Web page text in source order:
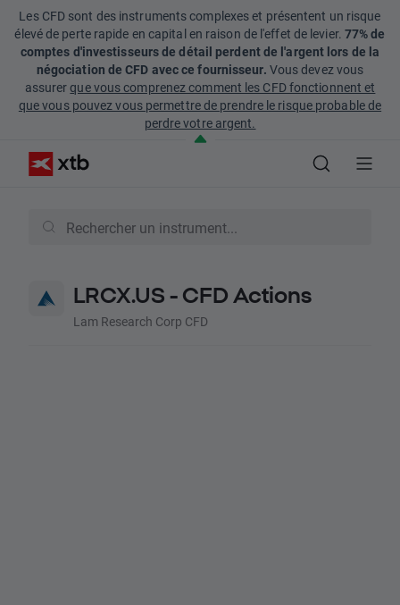
Les CFD sont des instruments complexes et présentent un risque
élevé de perte rapide en capital en raison de l'effet de levier. 77% de
comptes d'investisseurs de détail perdent de l'argent lors de la
négociation de CFD avec ce fournisseur. Vous devez vous
assurerque vous comprenez comment les CFD fonctionnent et
que vous pouvez vous permettre de prendre le risque probable de
perdre votre argent.
LRCX.US - CFD Actions
Lam Research Corp CFD